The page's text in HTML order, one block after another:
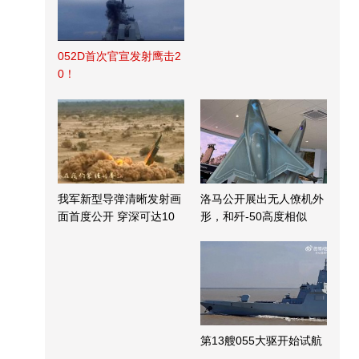
052D首次官宣发射鹰击2
0！
我军新型导弹清晰发射画
面首度公开 穿深可达10
洛马公开展出无人僚机外
形，和歼-50高度相似
第13艘055大驱开始试航